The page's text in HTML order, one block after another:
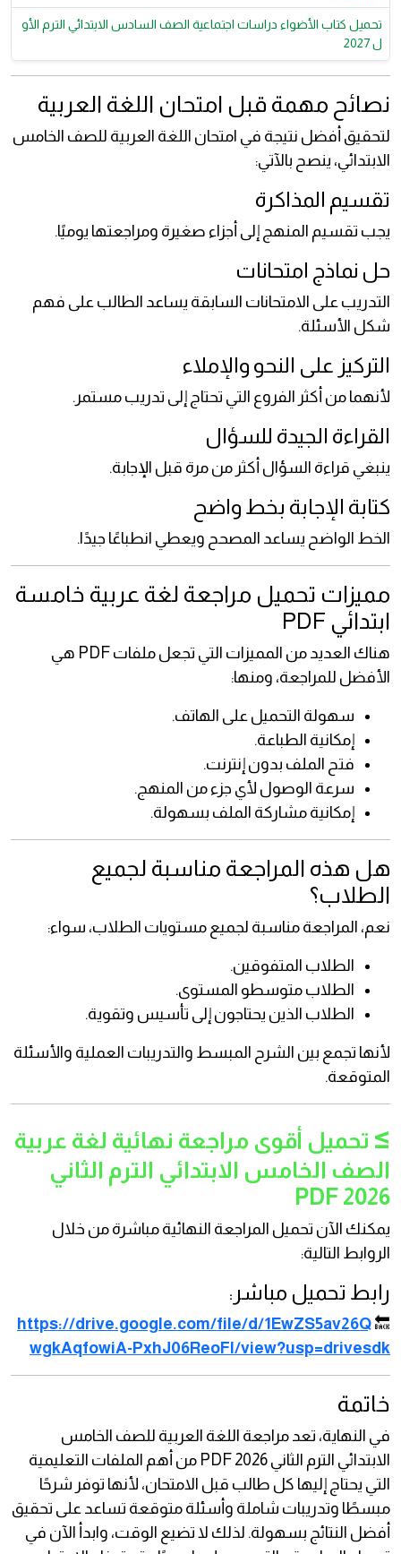
تحميل كتاب الأضواء دراسات اجتماعية الصف السادس الابتدائي الترم الأو
ل 2027
نصائح مهمة قبل امتحان اللغة العربية
لتحقيق أفضل نتيجة في امتحان اللغة العربية للصف الخامس
الابتدائي، ينصح بالآتي:
تقسيم المذاكرة
يجب تقسيم المنهج إلى أجزاء صغيرة ومراجعتها يوميًا.
حل نماذج امتحانات
التدريب على الامتحانات السابقة يساعد الطالب على فهم
شكل الأسئلة.
التركيز على النحو والإملاء
لأنهما من أكثر الفروع التي تحتاج إلى تدريب مستمر.
القراءة الجيدة للسؤال
ينبغي قراءة السؤال أكثر من مرة قبل الإجابة.
كتابة الإجابة بخط واضح
الخط الواضح يساعد المصحح ويعطي انطباعًا جيدًا.
مميزات تحميل مراجعة لغة عربية خامسة
ابتدائي PDF
هناك العديد من المميزات التي تجعل ملفات PDF هي
الأفضل للمراجعة، ومنها:
سهولة التحميل على الهاتف.
إمكانية الطباعة.
فتح الملف بدون إنترنت.
سرعة الوصول لأي جزء من المنهج.
إمكانية مشاركة الملف بسهولة.
هل هذه المراجعة مناسبة لجميع
الطلاب؟
نعم، المراجعة مناسبة لجميع مستويات الطلاب، سواء:
الطلاب المتفوقين.
الطلاب متوسطو المستوى.
الطلاب الذين يحتاجون إلى تأسيس وتقوية.
لأنها تجمع بين الشرح المبسط والتدريبات العملية والأسئلة
المتوقعة.
≥ تحميل أقوى مراجعة نهائية لغة عربية
الصف الخامس الابتدائي الترم الثاني
2026 PDF
يمكنك الآن تحميل المراجعة النهائية مباشرة من خلال
الروابط التالية:
رابط تحميل مباشر:
🔙
https://drive.google.com/file/d/1EwZS5av26Q
wgkAqfowiA-PxhJ06ReoFl/view?usp=drivesdk
خاتمة
في النهاية، تعد مراجعة اللغة العربية للصف الخامس
الابتدائي الترم الثاني 2026 PDF من أهم الملفات التعليمية
التي يحتاج إليها كل طالب قبل الامتحان، لأنها توفر شرحًا
مبسطًا وتدريبات شاملة وأسئلة متوقعة تساعد على تحقيق
أفضل النتائج بسهولة. لذلك لا تضيع الوقت، وابدأ الآن في